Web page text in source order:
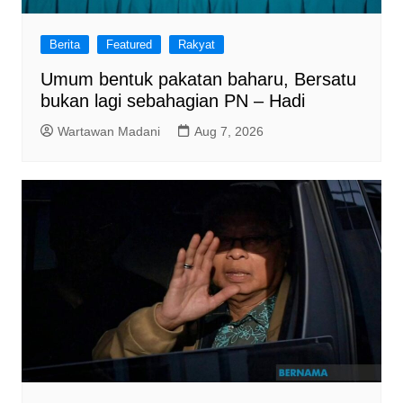
Berita Featured Rakyat
Umum bentuk pakatan baharu, Bersatu
bukan lagi sebahagian PN – Hadi
Wartawan Madani Aug 7, 2026